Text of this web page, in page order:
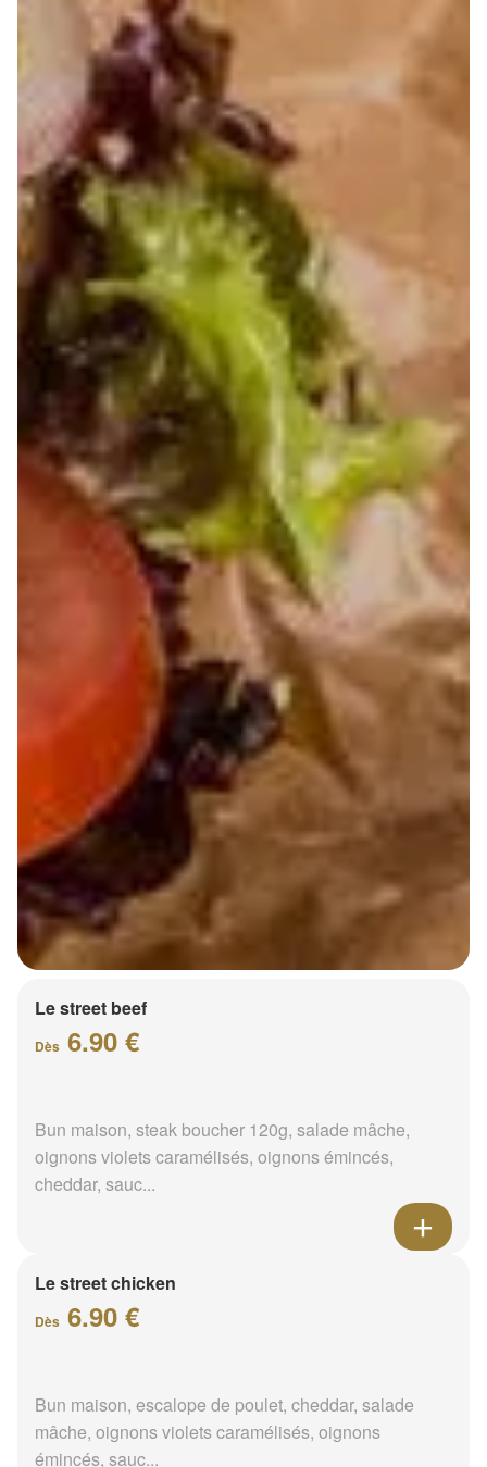
Le street beef
Dès 6.90 €
Bun maison, steak boucher 120g, salade mâche,
oignons violets caramélisés, oignons émincés,
cheddar, sauc...
Le street chicken
Dès 6.90 €
Bun maison, escalope de poulet, cheddar, salade
mâche, oignons violets caramélisés, oignons
émincés, sauc...